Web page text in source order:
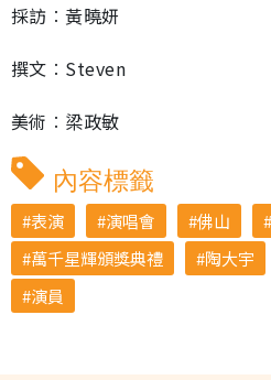
採訪︰黃曉妍
撰文︰Steven
美術︰梁政敏
內容標籤
表演 演唱會 佛山
萬千星輝頒獎典禮
陶大宇
演員